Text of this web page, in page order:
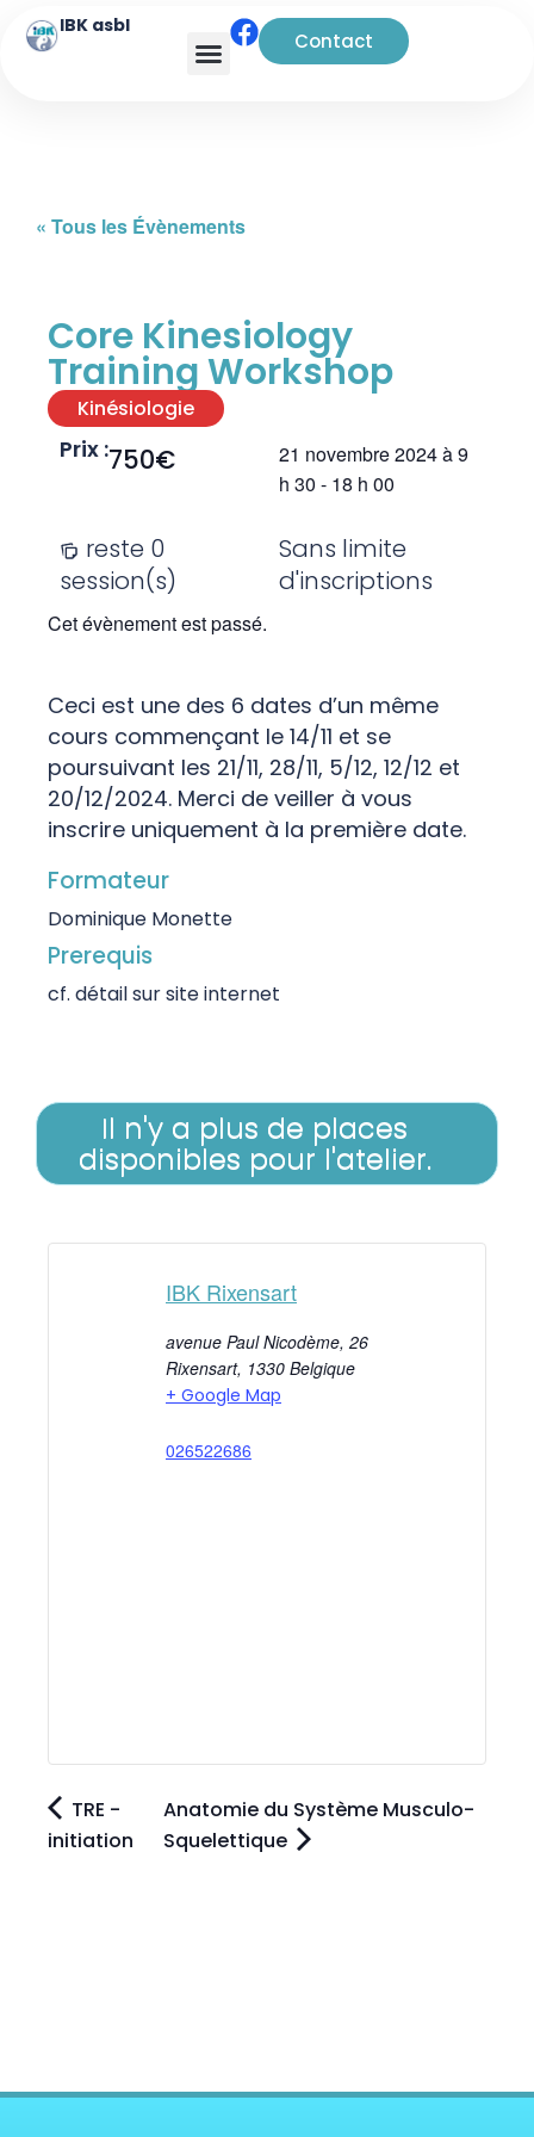
IBK asbl
Contact
« Tous les Évènements
Core Kinesiology
Training Workshop
Kinésiologie
Prix :750€ 21 novembre 2024à9
h 30 - 18 h 00
reste 0
session(s)
Sans limite
d'inscriptions
Cet évènement est passé.
Ceci est une des 6 dates d’un même
cours commençant le 14/11 et se
poursuivant les 21/11, 28/11, 5/12, 12/12 et
20/12/2024. Merci de veiller à vous
inscrire uniquement à la première date.
Formateur
Dominique Monette
Prerequis
cf. détail sur site internet
Il n'y a plus de places
disponibles pour l'atelier.
IBK Rixensart
avenue Paul Nicodème, 26
Rixensart, 1330 Belgique
+ Google Map
026522686
TRE -
initiation
Anatomie du Système Musculo-
Squelettique